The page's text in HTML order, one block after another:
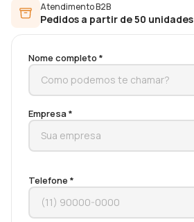
Atendimento B2B
Pedidos a partir de 50 unidades
Nome completo *
Empresa *
Telefone *